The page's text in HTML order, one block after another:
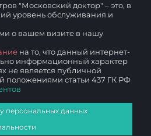
"Московский доктор" – это, в
уровень обслуживания и
о вашем визите в нашу
на то, что данный интернет-
информационный характер
не является публичной
положениями статьи 437 ГК РФ
персональных данных